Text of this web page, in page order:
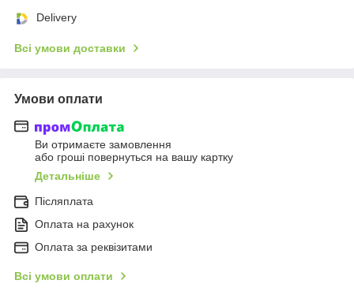
Delivery
Всі умови доставки
Умови оплати
Ви отримаєте замовлення
або гроші повернуться на вашу картку
Детальніше
Післяплата
Оплата на рахунок
Оплата за реквізитами
Всі умови оплати